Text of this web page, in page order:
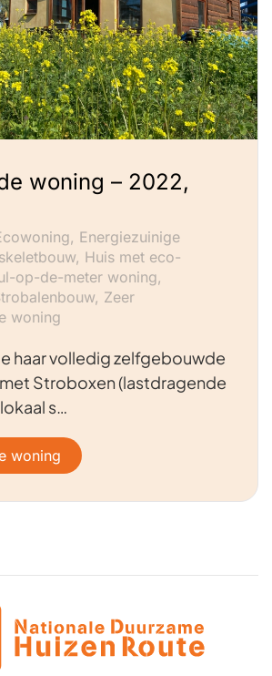
woning – 2022,
Energiezuinige
Huis met eco-
op-de-meter woning,
Zeer
woning
haar volledig zelfgebouwde
Stroboxen (lastdragende
s…
woning